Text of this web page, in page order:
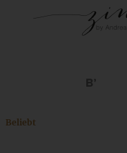
Beliebt